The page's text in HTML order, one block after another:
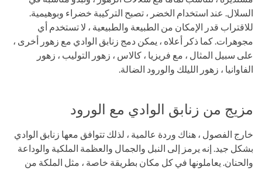
السلال. عند استخدام الخضر ، تصبح التركيبة خضراء وبوهيمية.
للاقتراب قدر الإمكان من الطبيعة والطبيعية ، لا تستخدم أي
مجوهرات. كما ذكر أعلاه ، يمكن دمج زنابق الوادي مع زهور أخرى ،
على سبيل المثال ، مع فريزيا ، كالاس ، زهور التوليب ، زهور
الفاوانيا ، زهور الليلك والورود الضالة.
مزيج من زنابق الوادي مع الورود
خارج الفصول ، هناك وردة عالمية ، لذلك تتوافق معها زنابق الوادي
بشكل جيد. إنه يرمز إلى النبل والجمال والعظمة الملكية والوداعة
والحنان. يعاملونها في كل مكان بطريقة خاصة ، مثل الملكة من